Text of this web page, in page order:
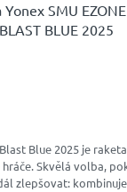
SMU
BLAST BLUE 2025
Blue 2025 je
Skvělá volba,
zlepšovat: